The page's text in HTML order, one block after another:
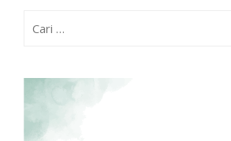
untuk: